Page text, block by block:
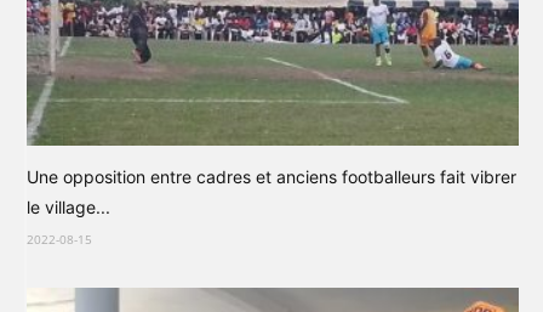
Une opposition entre cadres et anciens footballeurs fait vibrer
le village...
2022-08-15